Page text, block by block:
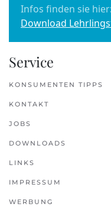
Infos finden sie hier:
Download
Service
KONSUMENTEN TIPPS
KONTAKT
JOBS
DOWNLOADS
LINKS
IMPRESSUM
WERBUNG